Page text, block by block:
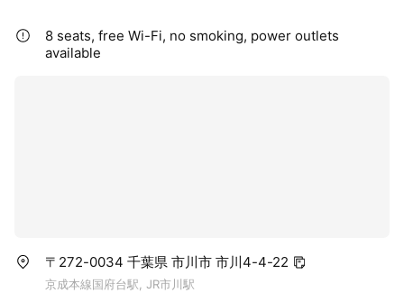
8 seats, free Wi-Fi, no smoking, power outlets
available
〒272-0034 千葉県 市川市 市川4-4-22
京成本線国府台駅, JR市川駅